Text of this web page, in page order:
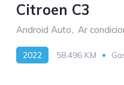
Citroen C3
Android Auto, Ar
2022 58.496 KM